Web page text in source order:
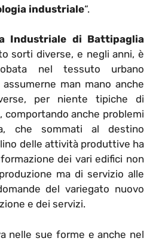
industriale“.
Industriale di Battipaglia
sorti diverse, e negli anni, è
nel tessuto urbano
man mano anche
per niente tipiche di
comportando anche problemi
che sommati al destino
delle attività produttive ha
dei vari edifici non
ma di servizio alle
del variegato nuovo
e dei servizi.
nelle sue forme e anche nel